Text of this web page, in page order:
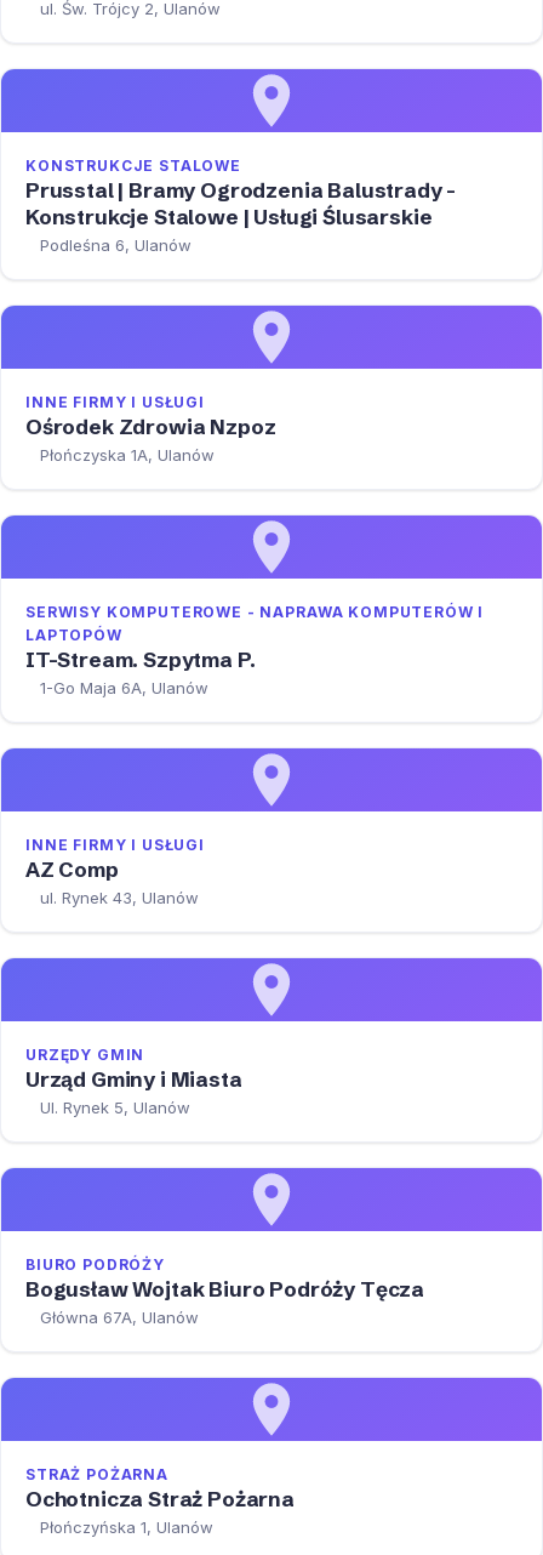
ul. Św. Trójcy 2, Ulanów
KONSTRUKCJE STALOWE
Prusstal | Bramy Ogrodzenia Balustrady -
Konstrukcje Stalowe | Usługi Ślusarskie
Podleśna 6, Ulanów
INNE FIRMY I USŁUGI
Ośrodek Zdrowia Nzpoz
Płończyska 1A, Ulanów
SERWISY KOMPUTEROWE - NAPRAWA KOMPUTERÓW I
LAPTOPÓW
IT-Stream. Szpytma P.
1-Go Maja 6A, Ulanów
INNE FIRMY I USŁUGI
AZ Comp
ul. Rynek 43, Ulanów
URZĘDY GMIN
Urząd Gminy i Miasta
Ul. Rynek 5, Ulanów
BIURO PODRÓŻY
Bogusław Wojtak Biuro Podróży Tęcza
Główna 67A, Ulanów
STRAŻ POŻARNA
Ochotnicza Straż Pożarna
Płończyńska 1, Ulanów